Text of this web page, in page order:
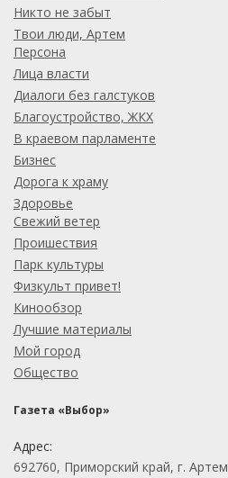
Никто не забыт
Твои люди, Артем
Персона
Лица власти
Диалоги без галстуков
Благоустройство, ЖКХ
В краевом парламенте
Бизнес
Дорога к храму
Здоровье
Свежий ветер
Проишествия
Парк культуры
Физкульт привет!
Кинообзор
Лучшие материалы
Мой город
Общество
Газета «Выбор»
Адрес:
692760, Приморский край, г.